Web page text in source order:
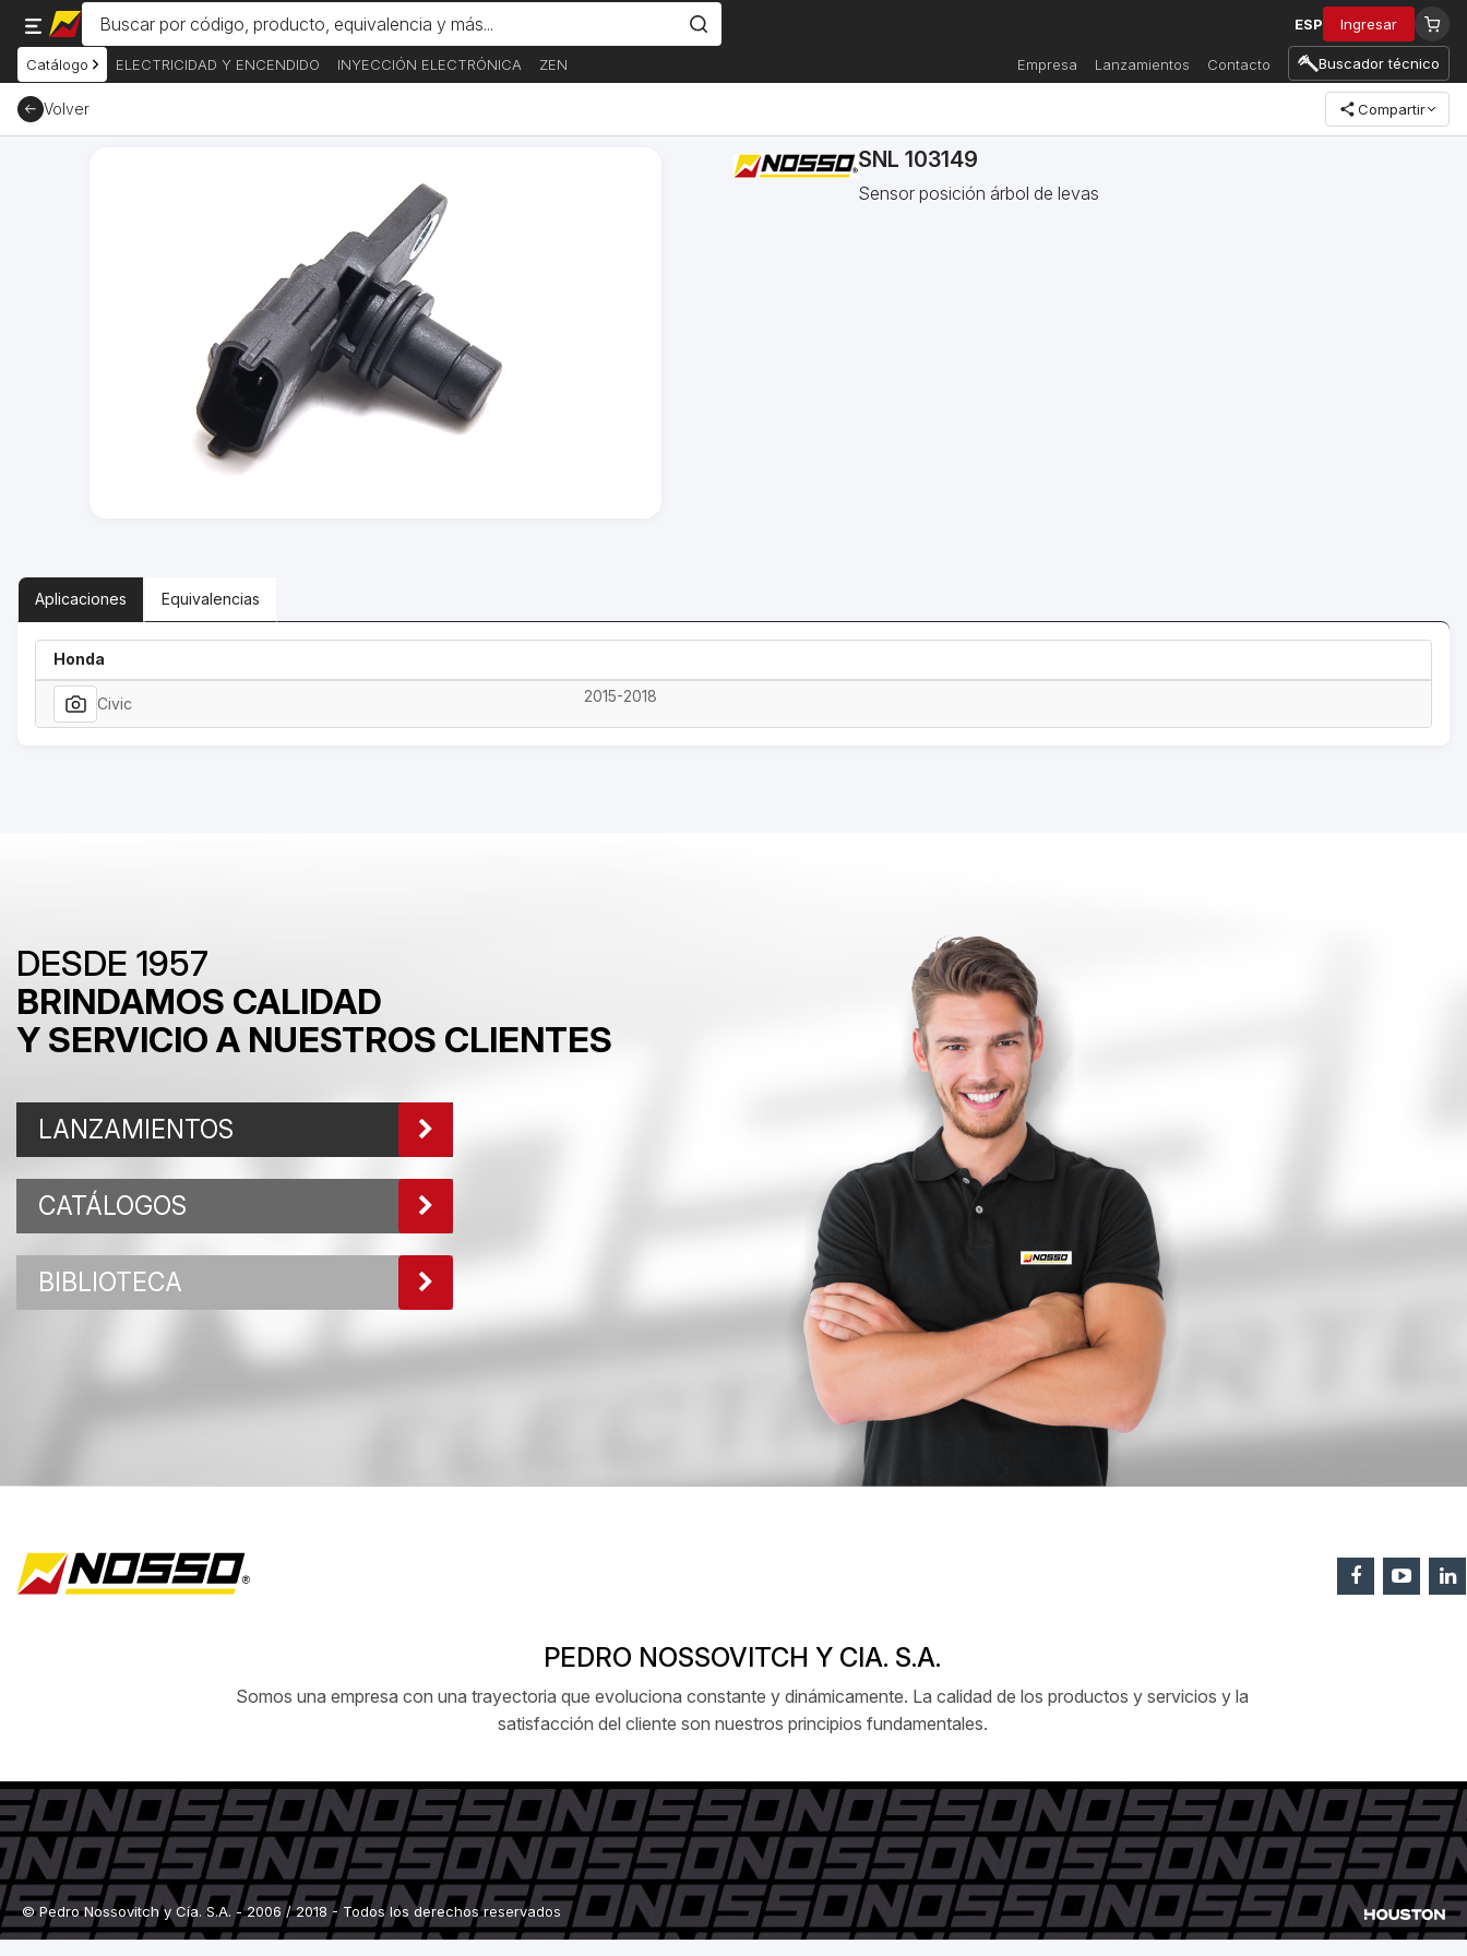
ESP Ingresar
Catálogo ELECTRICIDAD Y ENCENDIDO INYECCIÓN ELECTRÓNICA ZEN Empresa Lanzamientos Contacto Buscador técnico
Volver Compartir
SNL 103149
Sensor posición árbol de levas
Aplicaciones Equivalencias
Honda
Civic 2015-2018
DESDE 1957
BRINDAMOS CALIDAD
Y SERVICIO A NUESTROS CLIENTES
LANZAMIENTOS
CATÁLOGOS
BIBLIOTECA
PEDRO NOSSOVITCH Y CIA. S.A.
Somos una empresa con una trayectoria que evoluciona constante y dinámicamente. La calidad de los productos y servicios y la
satisfacción del cliente son nuestros principios fundamentales.
© Pedro Nossovitch y Cía. S.A. - 2006 / 2018 - Todos los derechos reservados